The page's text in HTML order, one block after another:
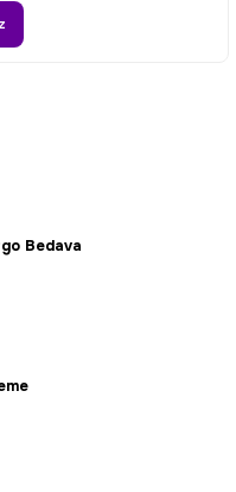
Bedava